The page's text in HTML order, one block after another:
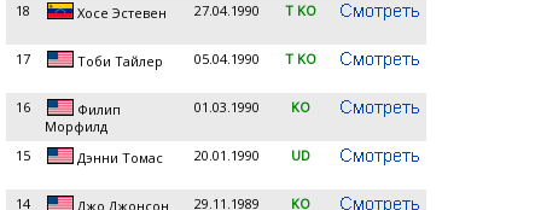
18 Хосе Эстевен 27.04.1990 T KO
17 Тоби Тайлер 05.04.1990 T KO
16
Филип
Морфилд
01.03.1990 KO
15 Дэнни Томас 20.01.1990 UD
14 Джо Джонсон 29.11.1989 KO